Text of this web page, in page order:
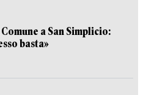
a San Simplicio:
basta»